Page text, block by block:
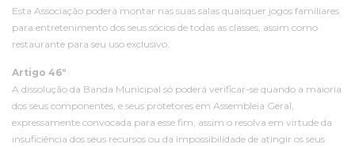
Esta Associação poderá montar nas suas salas quaisquer jogos familiares
para entretenimento dos seus sócios de todas as classes, assim como
restaurante para seu uso exclusivo.
Artigo 46º
A dissolução da Banda Municipal só poderá verificar-se quando a maioria
dos seus componentes, e seus protetores em Assembleia Geral,
expressamente convocada para esse fim, assim o resolva em virtude da
insuficiência dos seus recursos ou da impossibilidade de atingir os seus